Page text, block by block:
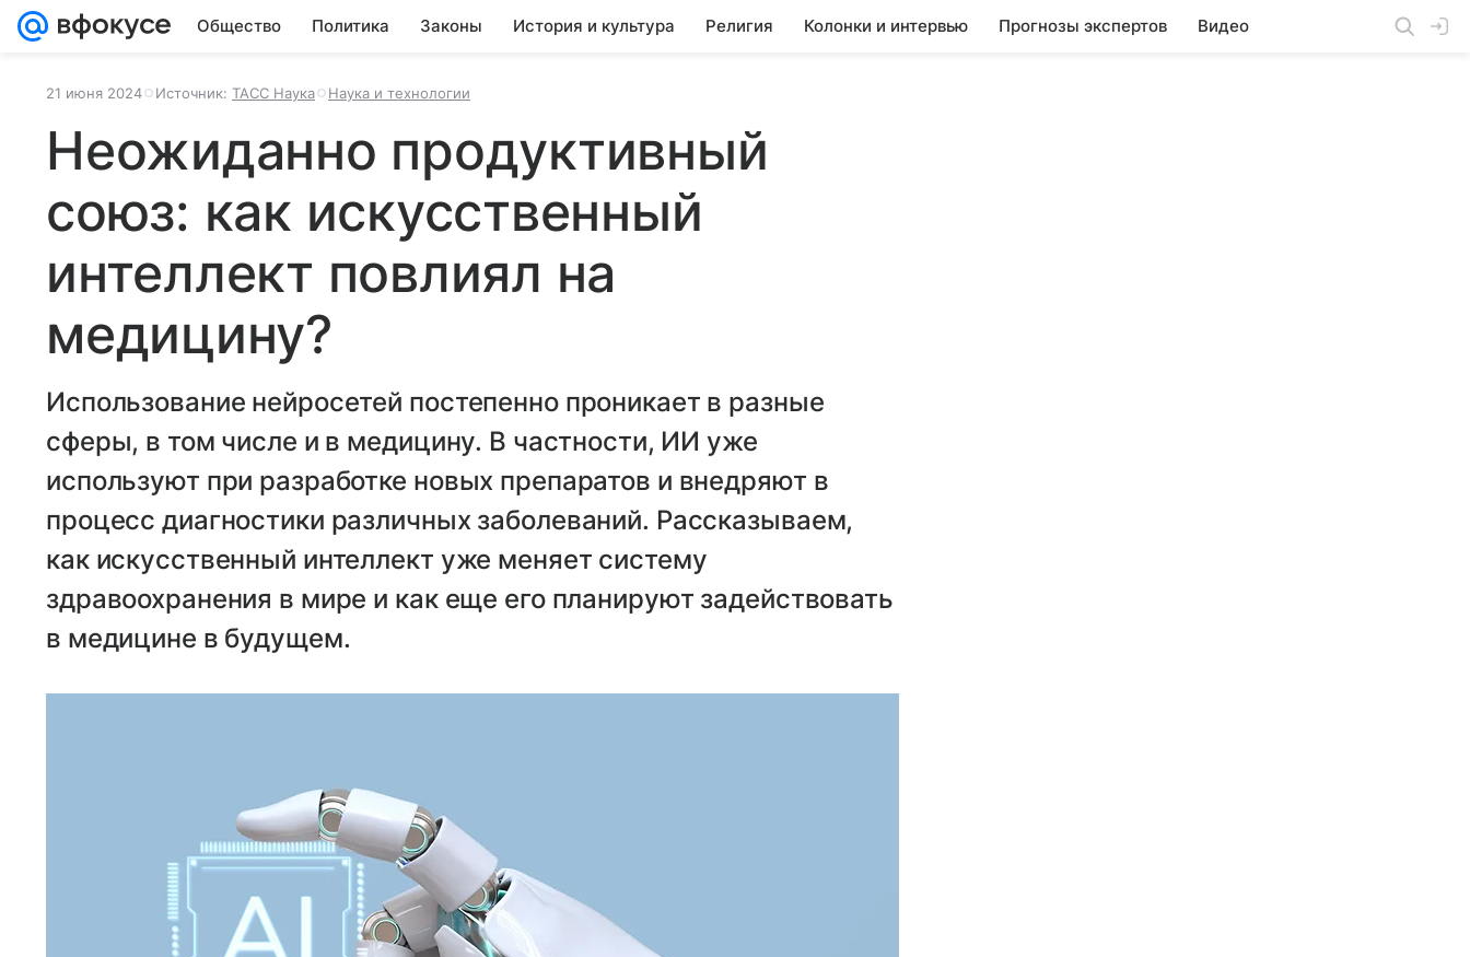
Общество Политика Законы История и культура Религия Колонки и интервью Прогнозы экспертов Видео
21 июня 2024 Источник: ТАСС Наука Наука и технологии
Неожиданно продуктивный
союз: как искусственный
интеллект повлиял на
медицину?
Использование нейросетей постепенно проникает в разные
сферы, в том числе и в медицину. В частности, ИИ уже
используют при разработке новых препаратов и внедряют в
процесс диагностики различных заболеваний. Рассказываем,
как искусственный интеллект уже меняет систему
здравоохранения в мире и как еще его планируют задействовать
в медицине в будущем.